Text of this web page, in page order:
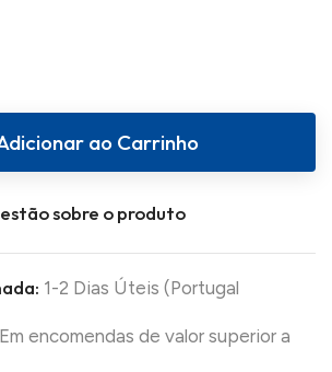
ao Carrinho
sobre o produto
1-2 Dias Úteis (Portugal
Em encomendas de valor superior a